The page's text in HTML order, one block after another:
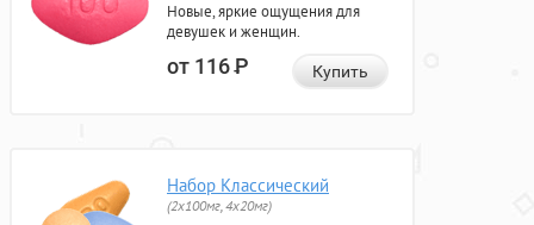
Новые, яркие ощущения для
девушек и женщин.
от 116Р Купить
Набор Классический
(2x100мг, 4x20мг)